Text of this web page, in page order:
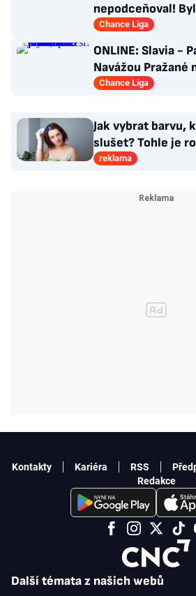
nepodceňoval!
zápasu
Chance Liga
ONLINE: Slavia -
Navážou Pražané
jízdu, nebo
Chance Liga
Jak vybrat barvu,
slušet? Tohle je
reklama
Další témata z našich webů
Kontakty Kariéra RSS
Redakce